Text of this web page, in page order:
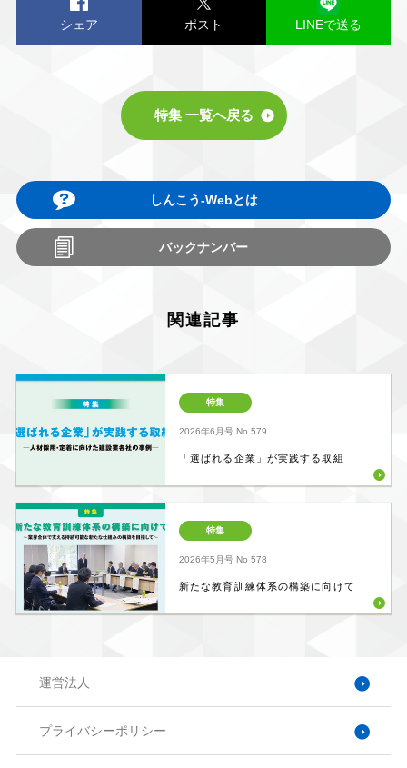
シェア ポスト LINEで送る
特集 一覧へ戻る
しんこう-Webとは
バックナンバー
関連記事
特集
2026年6月号No 579
「選ばれる企業」が実践する取組
特集
2026年5月号No 578
新たな教育訓練体系の構築に向けて
運営法人
プライバシーポリシー